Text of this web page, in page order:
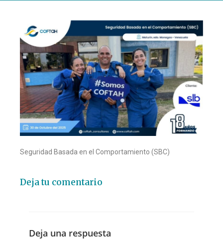
Seguridad Basada en el Comportamiento (SBC)
Deja tu comentario
Deja una respuesta